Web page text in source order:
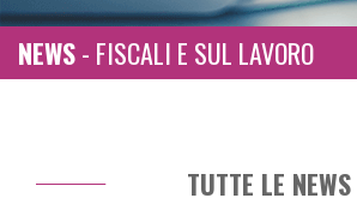
- FISCALI E SUL LAVORO
TUTTE LE NEWS